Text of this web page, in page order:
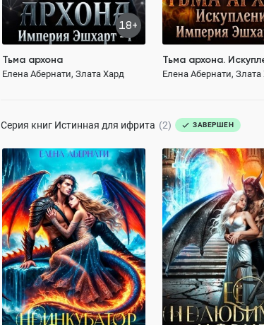
18+
Тьма архона
Елена Абернати, Злата Хард
199 ₽
Тьма архона.
Елена Абернати, Злата
199 ₽
Серия книг Истинная для ифрита (2) ЗАВЕРШЕН
(Не)инкубатор для Беса
Елена Абернати, Злата Хард
ПОЛНОСТЬЮ
180.5K
властный герой Любовь
от ненависти до любви
Ее (не)любимый
Елена Абернати, Злата
ПОЛНОСТЬЮ
властный герой Любовь
очень откровенно